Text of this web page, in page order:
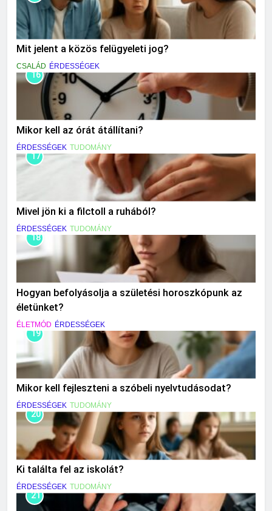
Mit jelent a közös felügyeleti jog?
CSALÁD ÉRDESSÉGEK
16
Mikor kell az órát átállítani?
ÉRDESSÉGEK TUDOMÁNY
17
Mivel jön ki a filctoll a ruhából?
ÉRDESSÉGEK TUDOMÁNY
18
Hogyan befolyásolja a születési horoszkópunk az
életünket?
ÉLETMÓD ÉRDESSÉGEK
19
Mikor kell fejleszteni a szóbeli nyelvtudásodat?
ÉRDESSÉGEK TUDOMÁNY
20
Ki találta fel az iskolát?
ÉRDESSÉGEK TUDOMÁNY
21